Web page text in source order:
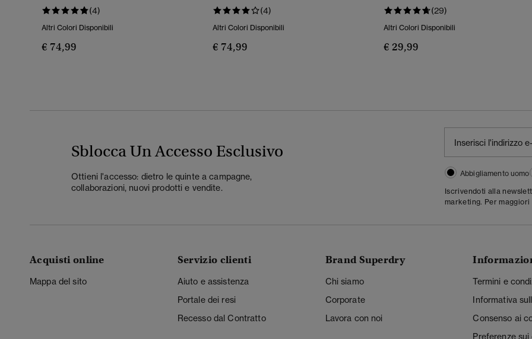
(4)
Altri Colori Disponibili
€ 74,99
(4)
Altri Colori Disponibili
€ 74,99
(29)
Altri Colori Disponibili
€ 29,99
Sblocca Un Accesso Esclusivo
Ottieni l'accesso: dietro le quinte a campagne,
collaborazioni, nuovi prodotti e vendite.
Abbigliamento uomo
Iscrivendoti alla
marketing. Per
Acquisti online
Mappa del sito
Servizio clienti
Aiuto e assistenza
Portale dei resi
Recesso dal Contratto
Brand Superdry
Chi siamo
Corporate
Lavora con noi
Termini e
Informativa
Consenso ai
Preferenze